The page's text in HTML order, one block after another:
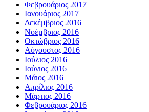
Φεβρουάριος 2017
Ιανουάριος 2017
Δεκέμβριος 2016
Νοέμβριος 2016
Οκτώβριος 2016
Αύγουστος 2016
Ιούλιος 2016
Ιούνιος 2016
Μάιος 2016
Απρίλιος 2016
Μάρτιος 2016
Φεβρουάριος 2016